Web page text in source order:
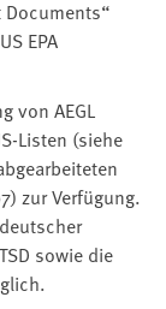
EPA
von AEGL
Listen (siehe
zur Verfügung.
sowie die